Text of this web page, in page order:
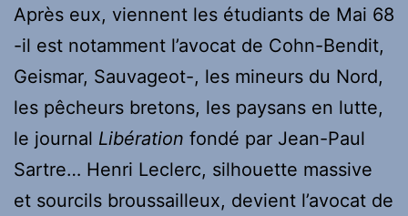
Après eux, viennent les étudiants de Mai 68
-il est notamment l’avocat de Cohn-Bendit,
Geismar, Sauvageot-, les mineurs du Nord,
les pêcheurs bretons, les paysans en lutte,
le journal Libération fondé par Jean-Paul
Sartre… Henri Leclerc, silhouette massive
et sourcils broussailleux, devient l’avocat de